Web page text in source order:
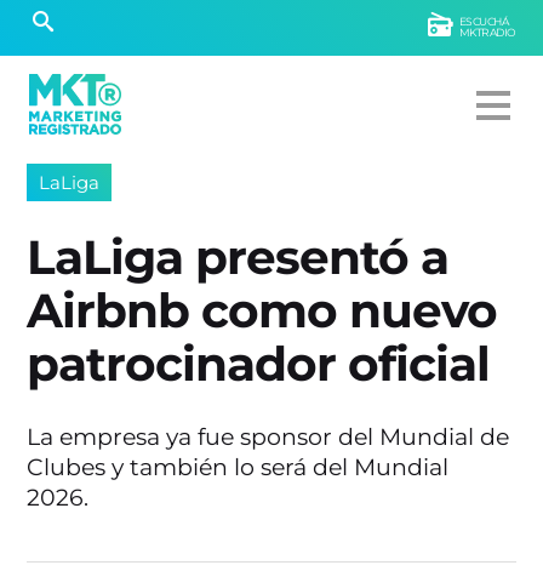
ESCUCHÁ
MKTRADIO
LaLiga
LaLiga presentó a
Airbnb como nuevo
patrocinador oficial
La empresa ya fue sponsor del Mundial de
Clubes y también lo será del Mundial
2026.